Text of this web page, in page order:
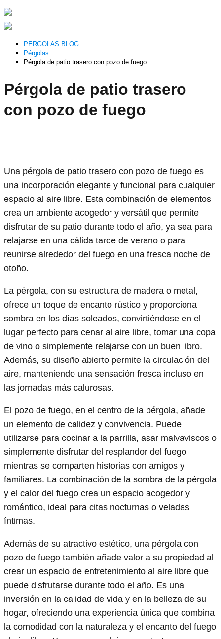
PERGOLAS BLOG
Pérgolas
Pérgola de patio trasero con pozo de fuego
Pérgola de patio trasero
con pozo de fuego
Una pérgola de patio trasero con pozo de fuego es
una incorporación elegante y funcional para cualquier
espacio al aire libre. Esta combinación de elementos
crea un ambiente acogedor y versátil que permite
disfrutar de su patio durante todo el año, ya sea para
relajarse en una cálida tarde de verano o para
reunirse alrededor del fuego en una fresca noche de
otoño.
La pérgola, con su estructura de madera o metal,
ofrece un toque de encanto rústico y proporciona
sombra en los días soleados, convirtiéndose en el
lugar perfecto para cenar al aire libre, tomar una copa
de vino o simplemente relajarse con un buen libro.
Además, su diseño abierto permite la circulación del
aire, manteniendo una sensación fresca incluso en
las jornadas más calurosas.
El pozo de fuego, en el centro de la pérgola, añade
un elemento de calidez y convivencia. Puede
utilizarse para cocinar a la parrilla, asar malvaviscos o
simplemente disfrutar del resplandor del fuego
mientras se comparten historias con amigos y
familiares. La combinación de la sombra de la pérgola
y el calor del fuego crea un espacio acogedor y
romántico, ideal para citas nocturnas o veladas
íntimas.
Además de su atractivo estético, una pérgola con
pozo de fuego también añade valor a su propiedad al
crear un espacio de entretenimiento al aire libre que
puede disfrutarse durante todo el año. Es una
inversión en la calidad de vida y en la belleza de su
hogar, ofreciendo una experiencia única que combina
la comodidad con la naturaleza y el encanto del fuego